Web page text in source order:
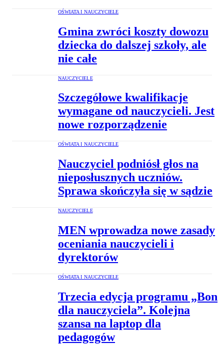
OŚWIATA I NAUCZYCIELE
Gmina zwróci koszty dowozu
dziecka do dalszej szkoły, ale
nie całe
NAUCZYCIELE
Szczegółowe kwalifikacje
wymagane od nauczycieli. Jest
nowe rozporządzenie
OŚWIATA I NAUCZYCIELE
Nauczyciel podniósł głos na
nieposłusznych uczniów.
Sprawa skończyła się w sądzie
NAUCZYCIELE
MEN wprowadza nowe zasady
oceniania nauczycieli i
dyrektorów
OŚWIATA I NAUCZYCIELE
Trzecia edycja programu „Bon
dla nauczyciela”. Kolejna
szansa na laptop dla
pedagogów